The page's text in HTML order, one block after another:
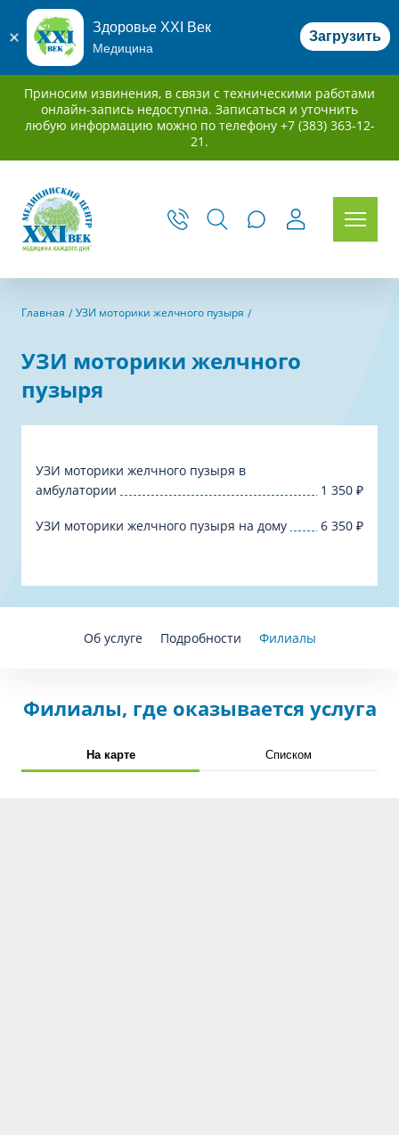
Здоровье XXI Век
Медицина
Загрузить
Приносим извинения, в связи с техническими работами
онлайн-запись недоступна. Записаться и уточнить
любую информацию можно по телефону +7 (383) 363-12-
21.
Главная УЗИ моторики желчного пузыря
УЗИ моторики желчного
пузыря
УЗИ моторики желчного пузыря в
амбулатории
1 350 ₽
УЗИ моторики желчного пузыря на дому 6 350 ₽
Об услуге Подробности Филиалы
Филиалы, где оказывается услуга
На карте Списком